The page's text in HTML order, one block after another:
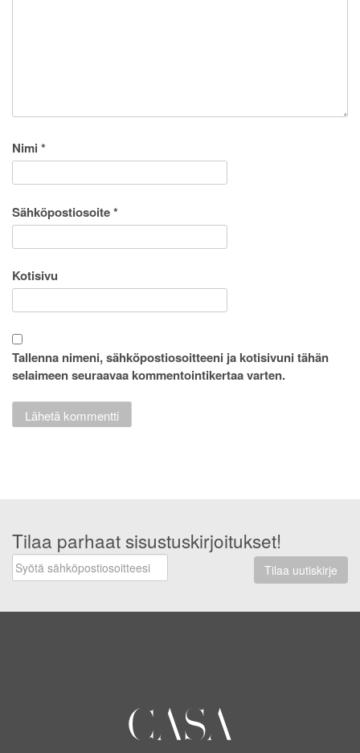
Nimi *
Sähköpostiosoite*
Kotisivu
Tallenna nimeni, sähköpostiosoitteeni ja kotisivuni tähän
selaimeen seuraavaa kommentointikertaa varten.
Tilaa parhaat sisustuskirjoitukset!
Tilaa uutiskirje